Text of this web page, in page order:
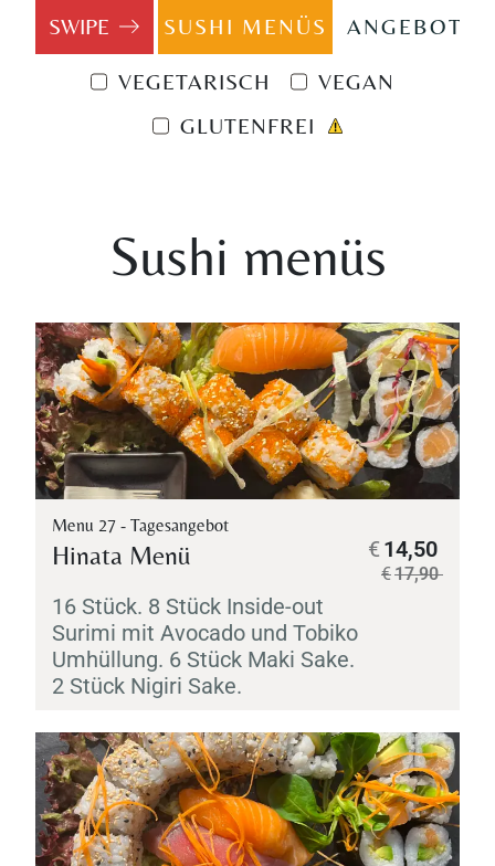
SUSHI MENÜS ANGEBOTE
VEGETARISCH
VEGAN
GLUTENFREI
Sushi menüs
Menu 27 - Tagesangebot
Hinata Menü
16 Stück. 8 Stück Inside-out
Surimi mit Avocado und Tobiko
Umhüllung. 6 Stück Maki Sake.
2 Stück Nigiri Sake.
17,90
€
14,50
€